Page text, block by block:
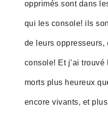
opprimés sont dans
qui les console! ils
de leurs oppresseurs,
console! Et j’ai
morts plus heureux
encore vivants, et